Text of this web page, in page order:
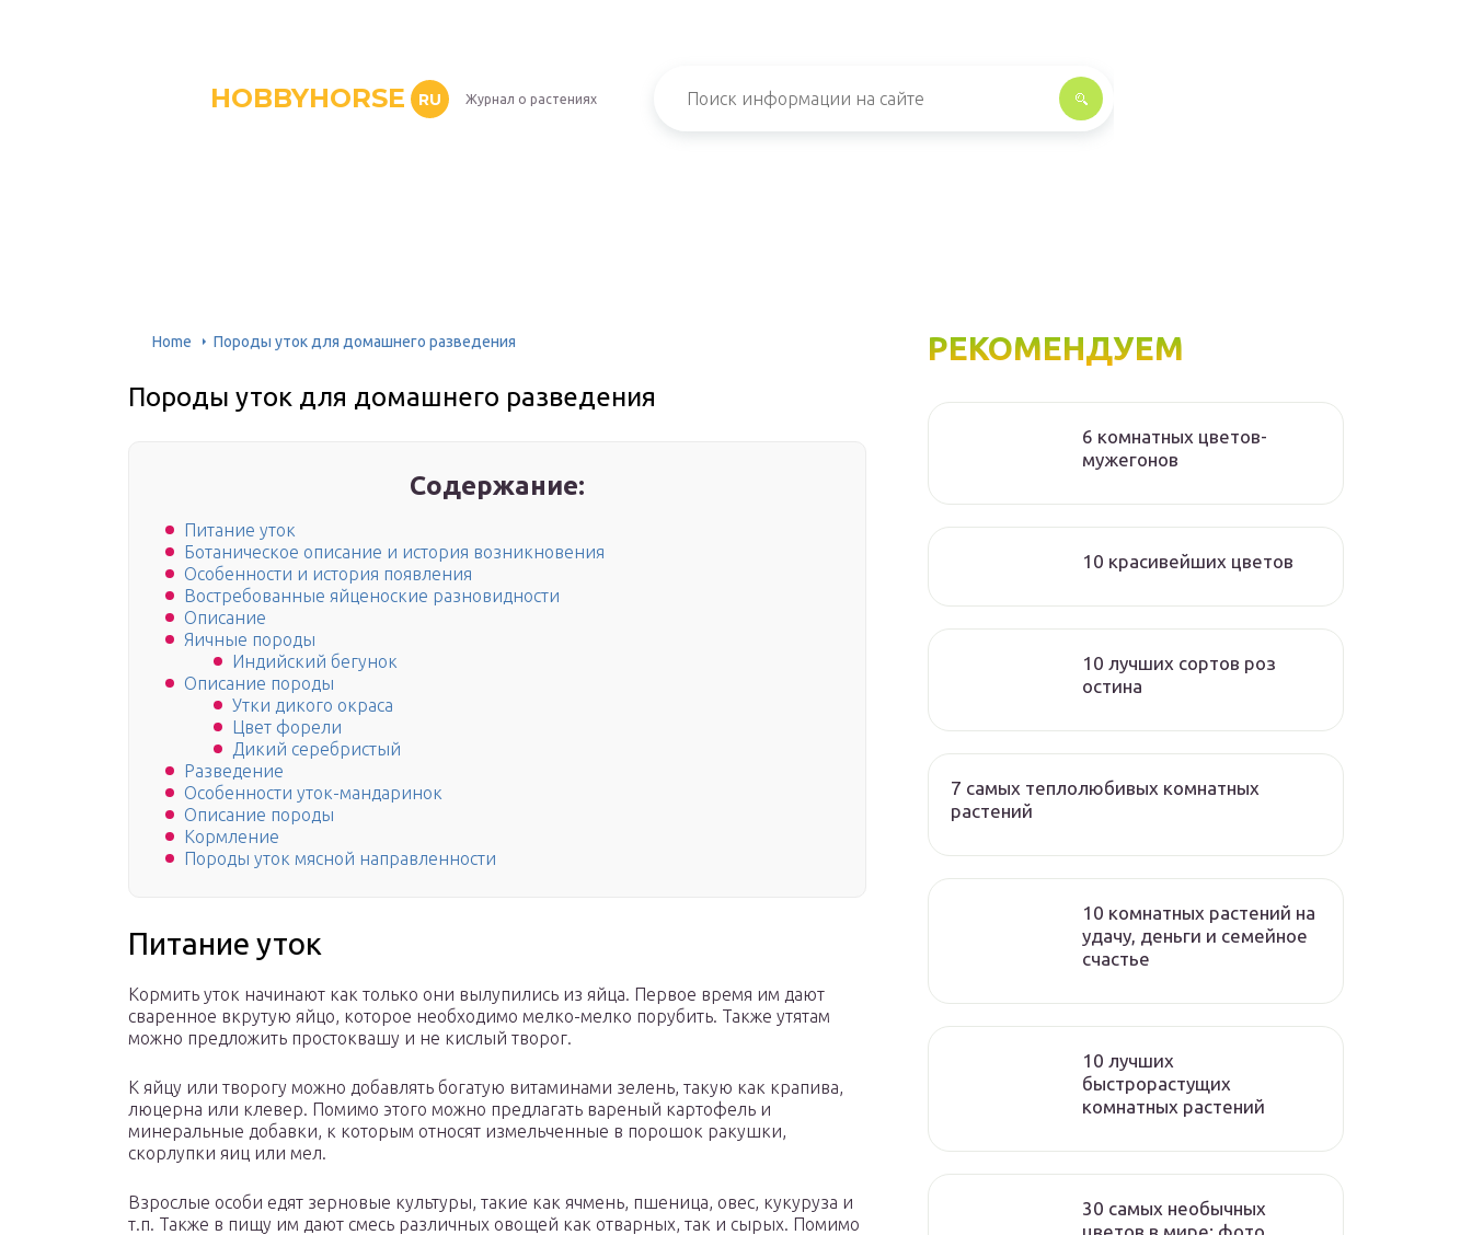
HOBBYHORSE RU Журнал о растениях
Home Породы уток для домашнего разведения
Породы уток для домашнего разведения
Содержание:
Питание уток
Ботаническое описание и история возникновения
Особенности и история появления
Востребованные яйценоские разновидности
Описание
Яичные породы
Индийский бегунок
Описание породы
Утки дикого окраса
Цвет форели
Дикий серебристый
Разведение
Особенности уток-мандаринок
Описание породы
Кормление
Породы уток мясной направленности
Питание уток
Кормить уток начинают как только они вылупились из яйца. Первое время им дают
сваренное вкрутую яйцо, которое необходимо мелко-мелко порубить. Также утятам
можно предложить простоквашу и не кислый творог.
К яйцу или творогу можно добавлять богатую витаминами зелень, такую как крапива,
люцерна или клевер. Помимо этого можно предлагать вареный картофель и
минеральные добавки, к которым относят измельченные в порошок ракушки,
скорлупки яиц или мел.
Взрослые особи едят зерновые культуры, такие как ячмень, пшеница, овес, кукуруза и
т.п. Также в пищу им дают смесь различных овощей как отварных, так и сырых. Помимо
РЕКОМЕНДУЕМ
6 комнатных цветов-
мужегонов
10 красивейших цветов
10 лучших сортов роз
остина
7 самых теплолюбивых комнатных
растений
10 комнатных растений на
удачу, деньги и семейное
счастье
10 лучших
быстрорастущих
комнатных растений
30 самых необычных